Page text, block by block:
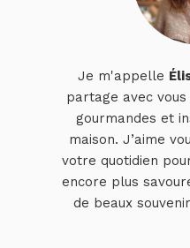
Je m'appelle
partage avec
gourmandes et
maison. J’aime
votre quotidien
encore plus
de beaux